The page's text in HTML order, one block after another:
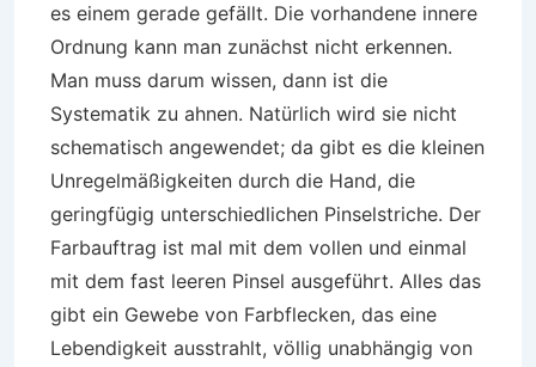
es einem gerade gefällt. Die vorhandene innere
Ordnung kann man zunächst nicht erkennen.
Man muss darum wissen, dann ist die
Systematik zu ahnen. Natürlich wird sie nicht
schematisch angewendet; da gibt es die kleinen
Unregelmäßigkeiten durch die Hand, die
geringfügig unterschiedlichen Pinselstriche. Der
Farbauftrag ist mal mit dem vollen und einmal
mit dem fast leeren Pinsel ausgeführt. Alles das
gibt ein Gewebe von Farbflecken, das eine
Lebendigkeit ausstrahlt, völlig unabhängig von